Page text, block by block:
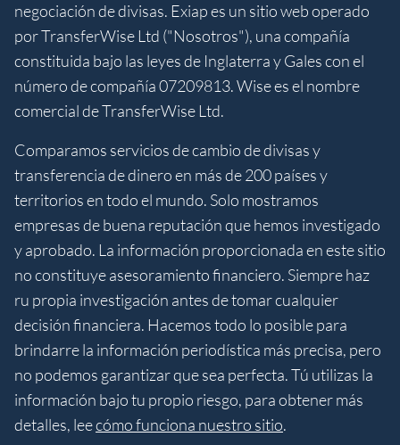
negociación de divisas. Exiap es un sitio web operado
por TransferWise Ltd ("Nosotros"), una compañía
constituida bajo las leyes de Inglaterra y Gales con el
número de compañía 07209813. Wise es el nombre
comercial de TransferWise Ltd.
Comparamos servicios de cambio de divisas y
transferencia de dinero en más de 200 países y
territorios en todo el mundo. Solo mostramos
empresas de buena reputación que hemos investigado
y aprobado. La información proporcionada en este sitio
no constituye asesoramiento financiero. Siempre haz
ru propia investigación antes de tomar cualquier
decisión financiera. Hacemos todo lo posible para
brindarre la información periodística más precisa, pero
no podemos garantizar que sea perfecta. Tú utilizas la
información bajo tu propio riesgo, para obtener más
detalles, leecómo funciona nuestro sitio.